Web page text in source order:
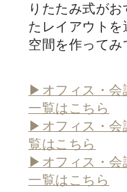
りたたみ式が
たレイアウト
空間を作ってみ
▶オフィス・会
一覧はこちら
▶オフィス・会
覧はこちら
▶オフィス・会
一覧はこちら